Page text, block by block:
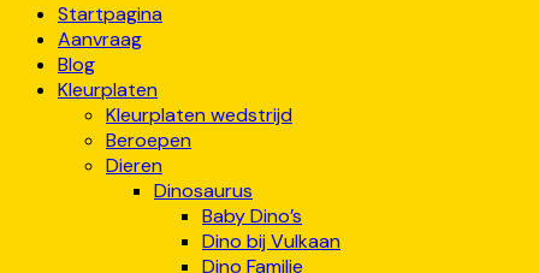
Startpagina
Aanvraag
Blog
Kleurplaten
Kleurplaten wedstrijd
Beroepen
Dieren
Dinosaurus
Baby Dino’s
Dino bij Vulkaan
Dino Familie